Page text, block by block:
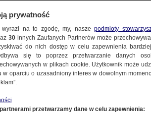
21.06.2009, 16:28
prywatność
wyrazi na to zgodę, my, naszepodmioty
30 innych Zaufanych Partnerów może
do nich dostęp w celu zapewnienia
się to poprzez przetwarzanie danych
w plikach cookie. Użytkownik może
w oparciu o uzasadniony interes w dowolnym
przetwarzamy dane w celu zapewnienia: